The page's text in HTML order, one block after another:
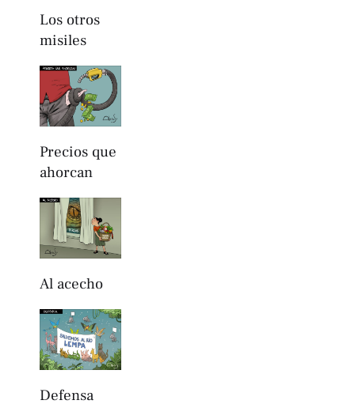
Los otros
misiles
Precios que
ahorcan
Al acecho
Defensa